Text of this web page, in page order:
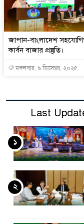
জাপান-বাংলাদেশ
কার্বন বাজার প্রস্তুতি।
মঙ্গলবার, ৯ ডিসেম্বর, ২০২৫
Last
১
২